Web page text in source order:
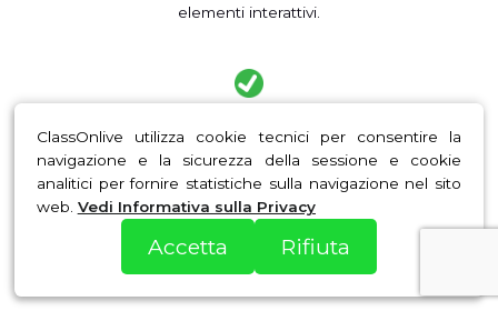
ClassOnlive utilizza cookie tecnici per consentire la
navigazione e la sicurezza della sessione e cookie
analitici per fornire statistiche sulla navigazione nel sito
web. Vedi Informativa sulla Privacy
Accetta Rifiuta
elementi interattivi.
Gestione studenti
Tieni sotto controllo l’accesso ai corsi e la gestione dei tuoi
studenti e dei loro progressi.